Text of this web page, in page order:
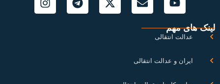
لینک های مهم
عدالت انتقالی
ایران و عدالت انتقالی